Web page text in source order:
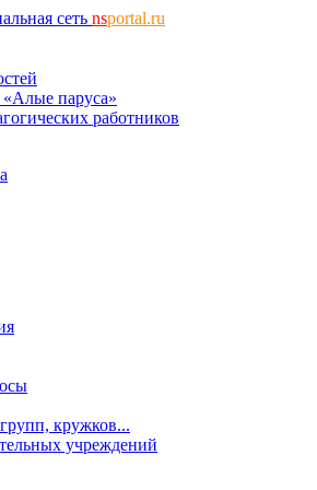
сеть nsportal.ru
паруса»
работников
кружков...
учреждений